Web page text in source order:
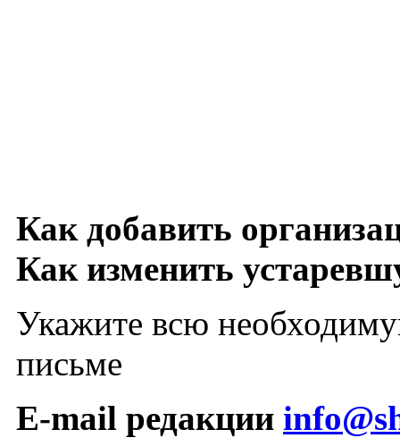
Как добавить
Как изменить
Укажите всю
письме
E-mail редакции